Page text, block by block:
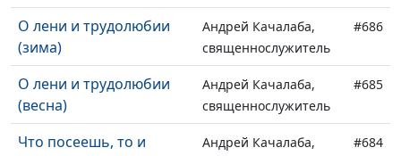
О лени и трудолюбии
(зима)
Андрей Качалаба,
священнослужитель
#686
О лени и трудолюбии
(весна)
Андрей Качалаба,
священнослужитель
#685
Что посеешь, то и
Андрей Качалаба,
#684